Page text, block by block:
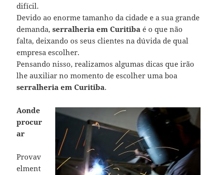
difícil.
Devido ao enorme tamanho da cidade e a sua grande
demanda,serralheria em Curitiba é o que não
falta, deixando os seus clientes na dúvida de qual
empresa escolher.
Pensando nisso, realizamos algumas dicas que irão
lhe auxiliar no momento de escolher uma boa
serralheria em Curitiba.
Aonde
procur
ar
Provav
elment